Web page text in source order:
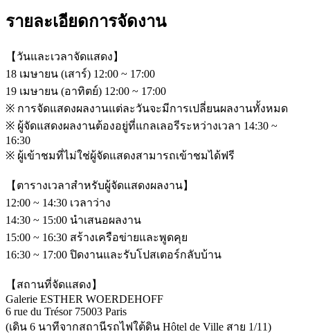
รายละเอียดการจัดงาน
【วันและเวลาจัดแสดง】
18 เมษายน (เสาร์) 12:00 ~ 17:00
19 เมษายน (อาทิตย์) 12:00 ~ 17:00
※ การจัดแสดงผลงานแต่ละวันจะมีการเปลี่ยนผลงานทั้งหมด
※ ผู้จัดแสดงผลงานต้องอยู่ที่แกลเลอรีระหว่างเวลา 14:30 ~
16:30
※ ผู้เข้าชมที่ไม่ใช่ผู้จัดแสดงสามารถเข้าชมได้ฟรี
【ตารางเวลาสำหรับผู้จัดแสดงผลงาน】
12:00 ~ 14:30 เวลาว่าง
14:30 ~ 15:00 นำเสนอผลงาน
15:00 ~ 16:30 สร้างเครือข่ายและพูดคุย
16:30 ~ 17:00 ปิดงานและรับโปสเตอร์กลับบ้าน
【สถานที่จัดแสดง】
Galerie ESTHER WOERDEHOFF
6 rue du Trésor 75003 Paris
(เดิน 6 นาทีจากสถานีรถไฟใต้ดิน Hôtel de Ville สาย 1/11)